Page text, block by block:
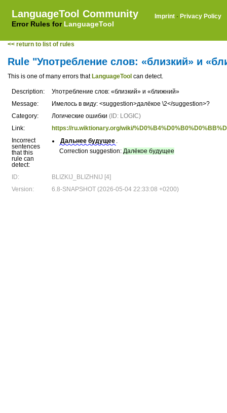
LanguageTool Community
Error Rules for LanguageTool
Imprint · Privacy Policy
<< return to list of rules
Rule "Употребление слов: «близкий» и
This is one of many errors that LanguageTool can detect.
Description:
Употребление слов: «близкий» и «ближний»
Message:
Имелось в виду: <suggestion>далёкое \2</suggestion>?
Category:
Логические ошибки (ID: LOGIC)
Link:
https://ru.wiktionary.org/wiki/
Incorrect
sentences
that this
rule can
detect:
Дальнее будущее .
Correction suggestion: Далёкое будущее
ID:
BLIZKIJ_BLIZHNIJ [4]
Version:
6.8-SNAPSHOT (2026-05-04 22:33:08 +0200)